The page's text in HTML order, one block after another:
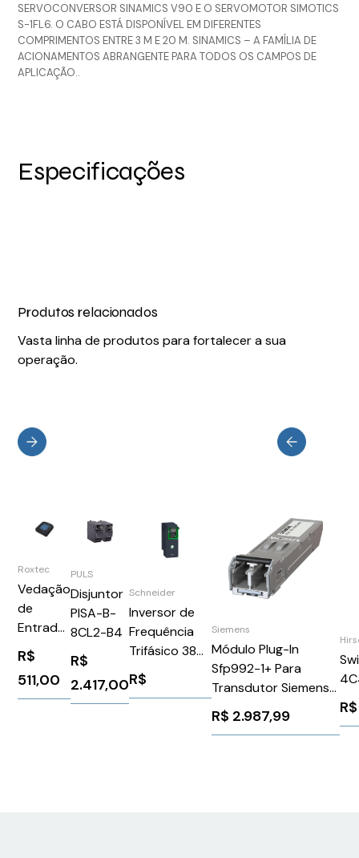
SERVOCONVERSOR SINAMICS V90 E O SERVOMOTOR SIMOTICS
S-1FL6. O CABO ESTÁ DISPONÍVEL EM DIFERENTES
COMPRIMENTOS ENTRE 3 M E 20 M. SINAMICS – A FAMÍLIA DE
ACIONAMENTOS ABRANGENTE PARA TODOS OS CAMPOS DE
APLICAÇÃO..
Especificações
Produtos relacionados
Vasta linha de produtos para fortalecer a sua
operação.
Roxtec
Vedação
de
Entrada
de Cabo
EzEntry
4 mini/9
R$
511,00
PULS
Disjuntor
PISA-B-
8CL2-B4
R$
2.417,00
Schneider
Inversor de
Frequência
Trifásico 380-
480V 23,5A
15CV
R$
Siemens
Módulo Plug-In
Sfp992-1+ Para
Transdutor Siemens
6GK59921AG008AA0
R$ 2.987,99 R$